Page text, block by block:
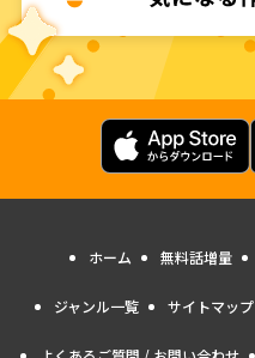
ホーム 無料話増量
ジャンル一覧 サイトマップ